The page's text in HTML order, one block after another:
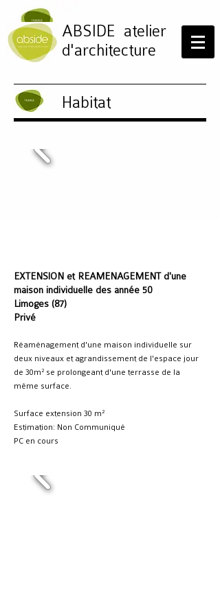
ABSIDE atelier
d'architecture
Habitat
EXTENSION et REAMENAGEMENT d'une
maison individuelle des année 50
Limoges (87)
Privé
Réaménagement d'une maison individuelle sur
deux niveaux et agrandissement de l'espace jour
de 30m² se prolongeant d'une terrasse de la
même surface.
Surface extension 30 m²
Estimation: Non Communiqué
PC en cours